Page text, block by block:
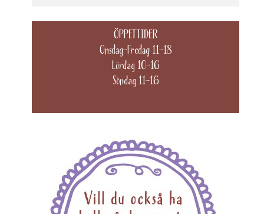
ÖPPETTIDER
Onsdag-Fredag 11-18
Lördag 10-16
Söndag 11-16